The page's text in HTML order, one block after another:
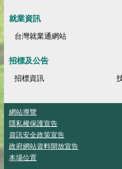
就業資訊
台灣就業通網站
招標及公告
招標資訊
網站導覽
隱私權保護宣告
資訊安全政策宣告
政府網站資料開放宣告
本場位置